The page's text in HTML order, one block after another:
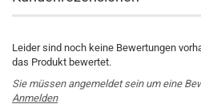
Leider sind noch keine Bewertungen
das Produkt bewertet.
Sie müssen angemeldet sein um eine
Anmelden